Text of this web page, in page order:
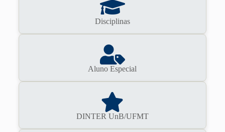
Disciplinas
Aluno Especial
DINTER UnB/UFMT